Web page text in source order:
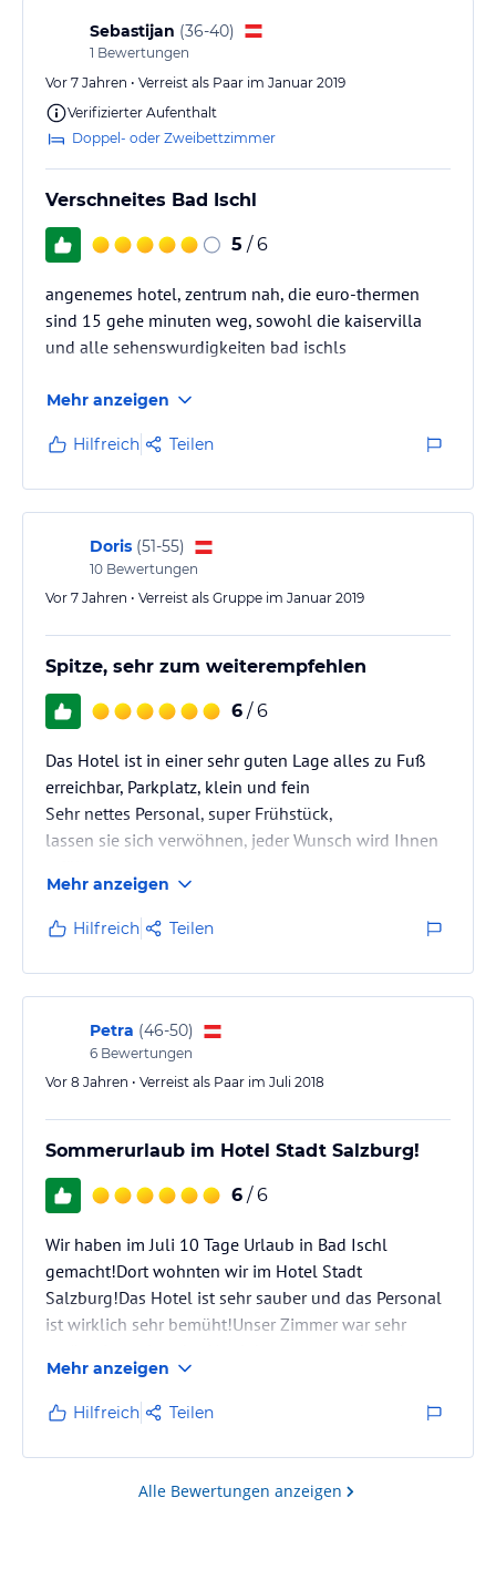
Sebastijan (36-40)
1 Bewertungen
Vor 7 Jahren • Verreist als Paar im Januar 2019
Verifizierter Aufenthalt
Doppel- oder Zweibettzimmer
Verschneites Bad Ischl
5 / 6
angenemes hotel, zentrum nah, die euro-thermen
sind 15 gehe minuten weg, sowohl die kaiservilla
und alle sehenswurdigkeiten bad ischls
Mehr anzeigen
Hilfreich Teilen
Doris (51-55)
10 Bewertungen
Vor 7 Jahren • Verreist als Gruppe im Januar 2019
Spitze, sehr zum weiterempfehlen
6 / 6
Das Hotel ist in einer sehr guten Lage alles zu Fuß
erreichbar, Parkplatz, klein und fein
Sehr nettes Personal, super Frühstück,
lassen sie sich verwöhnen, jeder Wunsch wird Ihnen
Mehr anzeigen
Hilfreich Teilen
Petra (46-50)
6 Bewertungen
Vor 8 Jahren • Verreist als Paar im Juli 2018
Sommerurlaub im Hotel Stadt Salzburg!
6 / 6
Wir haben im Juli 10 Tage Urlaub in Bad Ischl
gemacht!Dort wohnten wir im Hotel Stadt
Salzburg!Das Hotel ist sehr sauber und das Personal
ist wirklich sehr bemüht!Unser Zimmer war sehr
sehr gute Anbindung an das öffentliche
Verkehrsnetz!Das Frühstück war auch sehr
zufriedenstellend!Und es wurde immer gefragt ob
alles zu unserer Zufriedenheit sei!Wir würden
unseren Urlaub sofort wieder im Hotel Stadt
Mehr anzeigen
Hilfreich Teilen
Alle Bewertungen anzeigen